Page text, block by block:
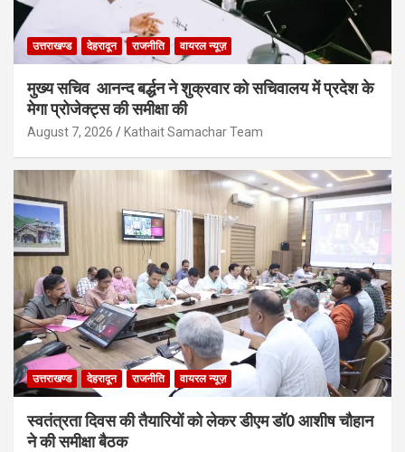
उत्तराखण्ड देहरादून राजनीति वायरल न्यूज़
मुख्य सचिव आनन्द बर्द्धन ने शुक्रवार को सचिवालय में प्रदेश के
मेगा प्रोजेक्ट्स की समीक्षा की
August 7, 2026 Kathait Samachar Team
उत्तराखण्ड देहरादून राजनीति वायरल न्यूज़
स्वतंत्रता दिवस की तैयारियों को लेकर डीएम डॉ0 आशीष चौहान
ने की समीक्षा बैठक